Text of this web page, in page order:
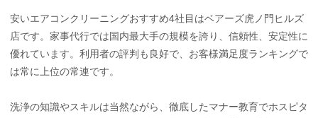
安いエアコンクリーニングおすすめ4社目はベアーズ虎ノ門ヒルズ
店です。家事代行では国内最大手の規模を誇り、信頼性、安定性に
優れています。利用者の評判も良好で、お客様満足度ランキングで
は常に上位の常連です。
洗浄の知識やスキルは当然ながら、徹底したマナー教育でホスピタ